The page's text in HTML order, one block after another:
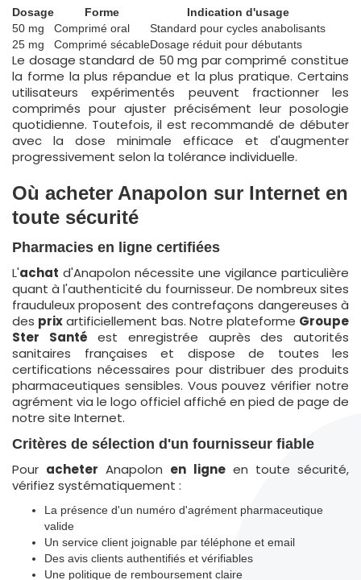
Dosage Forme
Indication d'usage
50 mg
Comprimé oral
Standard pour cycles anabolisants
25 mg
Comprimé sécableDosage réduit pour débutants
Le dosage standard de 50 mg par comprimé constitue
la forme la plus répandue et la plus pratique. Certains
utilisateurs expérimentés peuvent fractionner les
comprimés pour ajuster précisément leur posologie
quotidienne. Toutefois, il est recommandé de débuter
avec la dose minimale efficace et d'augmenter
progressivement selon la tolérance individuelle.
Où acheter Anapolon sur Internet en
toute sécurité
Pharmacies en ligne certifiées
L'achat d'Anapolon nécessite une vigilance particulière
quant à l'authenticité du fournisseur. De nombreux sites
frauduleux proposent des contrefaçons dangereuses à
des prixartificiellement bas. Notre plateforme Groupe
Ster Santé est enregistrée auprès des autorités
sanitaires françaises et dispose de toutes les
certifications nécessaires pour distribuer des produits
pharmaceutiques sensibles. Vous pouvez vérifier notre
agrément via le logo officiel affiché en pied de page de
notre site Internet.
Critères de sélection d'un fournisseur fiable
Pour acheter Anapolon en ligneen toute sécurité,
vérifiez systématiquement :
La présence d'un numéro d'agrément pharmaceutique
valide
Un service client joignable par téléphone et email
Des avis clients authentifiés et vérifiables
Une politique de remboursement claire